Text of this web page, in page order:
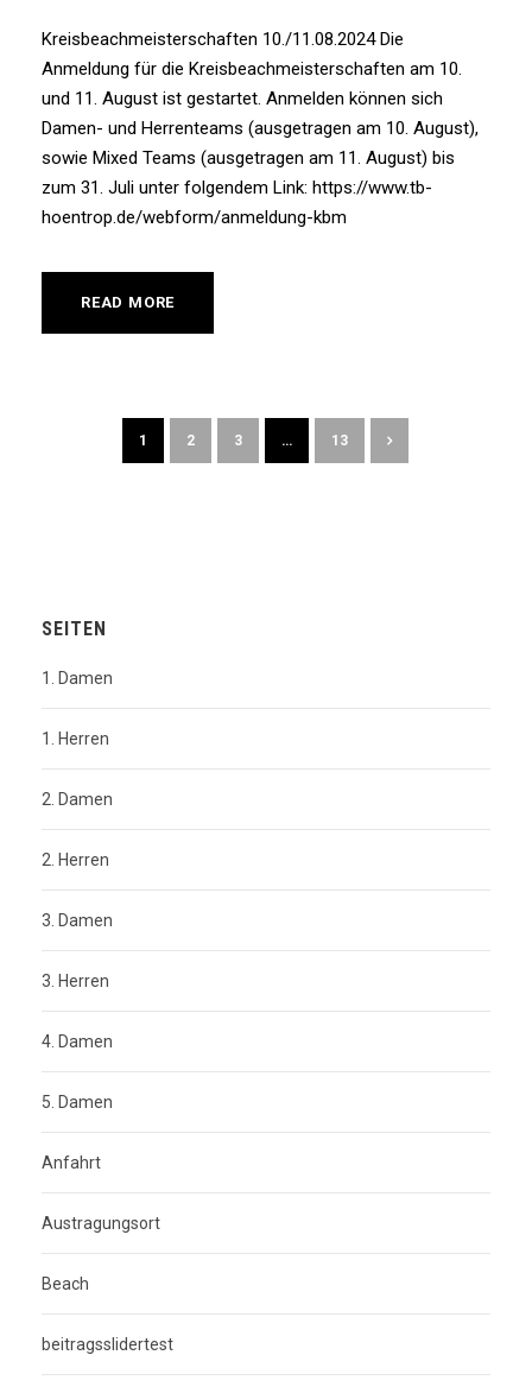
Kreisbeachmeisterschaften 10./11.08.2024 Die
Anmeldung für die Kreisbeachmeisterschaften am 10.
und 11. August ist gestartet. Anmelden können sich
Damen- und Herrenteams (ausgetragen am 10. August),
sowie Mixed Teams (ausgetragen am 11. August) bis
zum 31. Juli unter folgendem Link: https://www.tb-
hoentrop.de/webform/anmeldung-kbm
READ MORE
1 2 3 … 13
SEITEN
1. Damen
1. Herren
2. Damen
2. Herren
3. Damen
3. Herren
4. Damen
5. Damen
Anfahrt
Austragungsort
Beach
beitragsslidertest